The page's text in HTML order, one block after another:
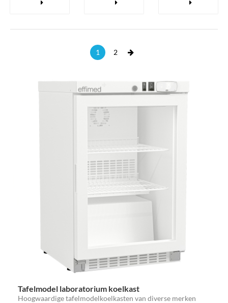
1 2 next
Tafelmodel laboratorium koelkast
Hoogwaardige tafelmodelkoelkasten van diverse merken